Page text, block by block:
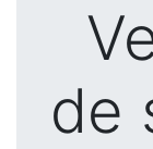
de